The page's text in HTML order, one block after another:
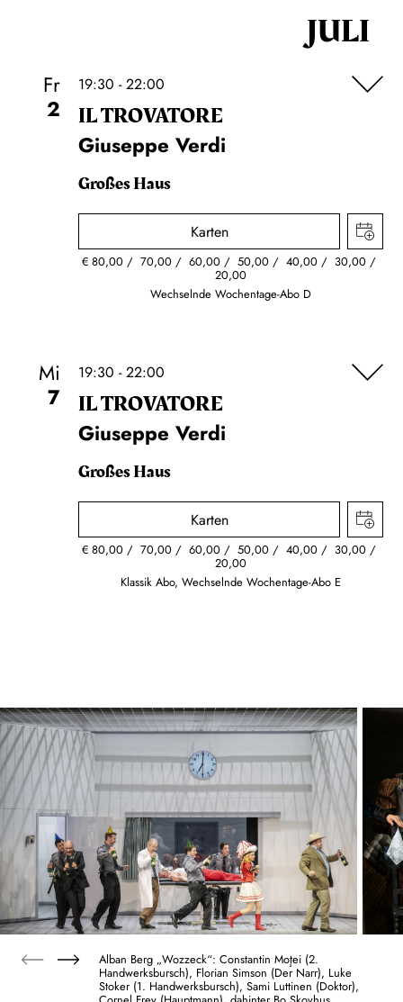
JULI
Fr
2
19:30 - 22:00
IL TROVA­TORE
Giuseppe Verdi
Großes Haus
Karten
€80,00 70,00 60,00 50,00 40,00 30,00
20,00
Wechselnde Wochentage-Abo D
Mi
7
19:30 - 22:00
IL TROVA­TORE
Giuseppe Verdi
Großes Haus
Karten
€80,00 70,00 60,00 50,00 40,00 30,00
20,00
Klassik Abo, Wechselnde Wochentage-Abo E
Alban Berg „Wozzeck“: Constantin Moţei (2.
Handwerksbursch), Florian Simson (Der Narr), Luke
Stoker (1. Handwerksbursch), Sami Luttinen (Doktor),